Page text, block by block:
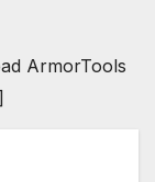
ArmorTools